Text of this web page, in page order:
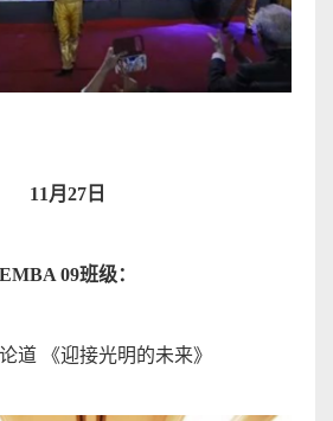
11 月 27 日
EMBA 09班级：
道 《迎接光明的未来》